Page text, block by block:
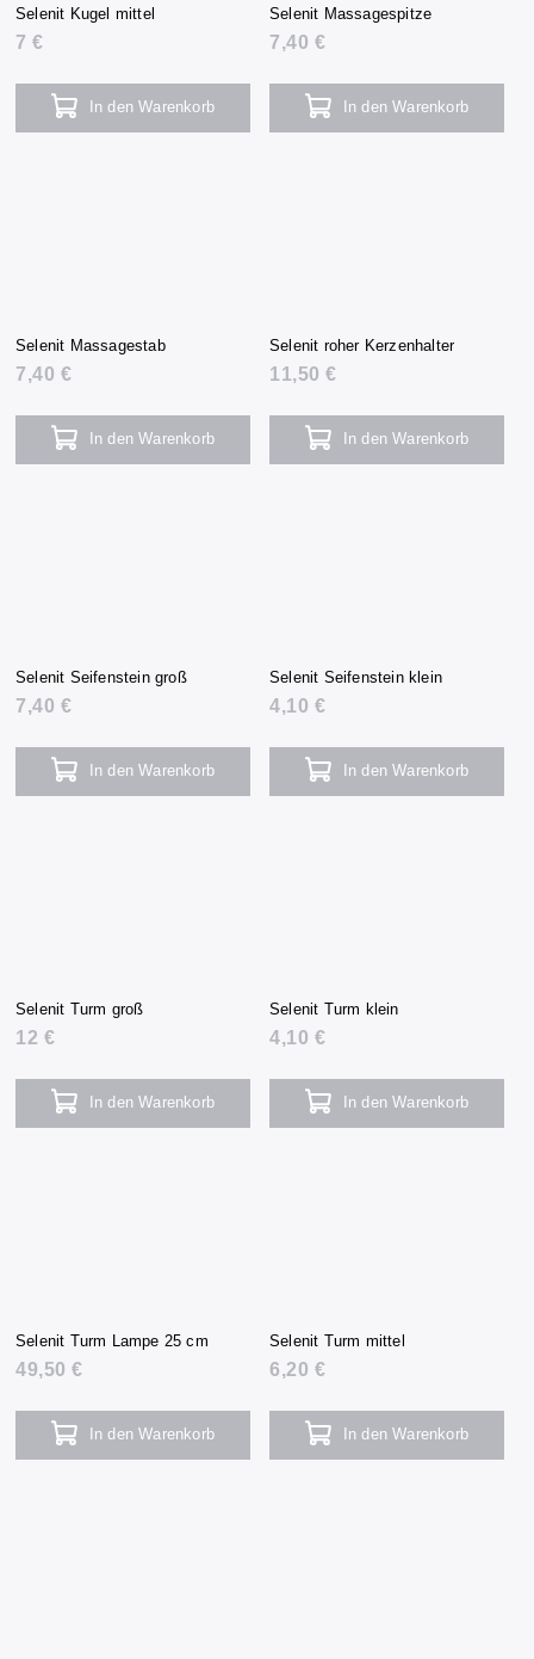
Selenit Kugel mittel
7 €
In den Warenkorb
Selenit Massagespitze
7,40 €
In den Warenkorb
Selenit Massagestab
7,40 €
In den Warenkorb
Selenit roher Kerzenhalter
11,50 €
In den Warenkorb
Selenit Seifenstein groß
7,40 €
In den Warenkorb
Selenit Seifenstein klein
4,10 €
In den Warenkorb
Selenit Turm groß
12 €
In den Warenkorb
Selenit Turm klein
4,10 €
In den Warenkorb
Selenit Turm Lampe 25 cm
49,50 €
In den Warenkorb
Selenit Turm mittel
6,20 €
In den Warenkorb